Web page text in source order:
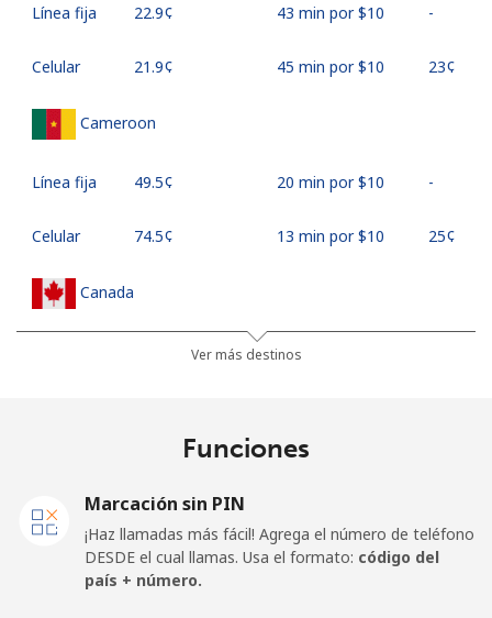
Línea fija ⁦22.9¢⁩ 43 min por ⁦$10⁩ -
Celular ⁦21.9¢⁩ 45 min por ⁦$10⁩ ⁦23¢⁩
Cameroon
Línea fija ⁦49.5¢⁩ 20 min por ⁦$10⁩ -
Celular ⁦74.5¢⁩ 13 min por ⁦$10⁩ ⁦25¢⁩
Canada
665 min por ⁦$10⁩
⁦53.9¢⁩ 18 min por ⁦$10⁩ ⁦23¢⁩
Ver más destinos
Funciones
Marcación sin PIN
¡Haz llamadas más fácil! Agrega el número de teléfono
DESDE el cual llamas. Usa el formato: código del
país + número.